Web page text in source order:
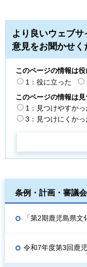
より良いウェブ
意見をお聞かせく
このページの情報は
1：役に立った
このページの情報は
1：見つけやすかっ
3：見つけにくかっ
条例・計画・審議会
「第2期鹿児島県
令和7年度第3回鹿